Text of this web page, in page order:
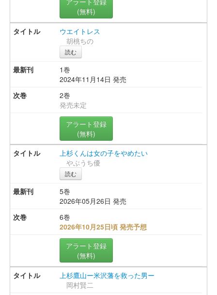
(無料)
ウエイトレス
胡桃ちの
読む
1巻
2024年11月14日 発売
2巻
発売未定
アラート登録
(無料)
上杉くんは女の子をやめたい
やぶうち優
読む
5巻
2026年05月26日 発売
6巻
2026年10月25日頃 発売予想
アラート登録
(無料)
上杉鷹山ー米沢藩を救った男ー
岡村賢二